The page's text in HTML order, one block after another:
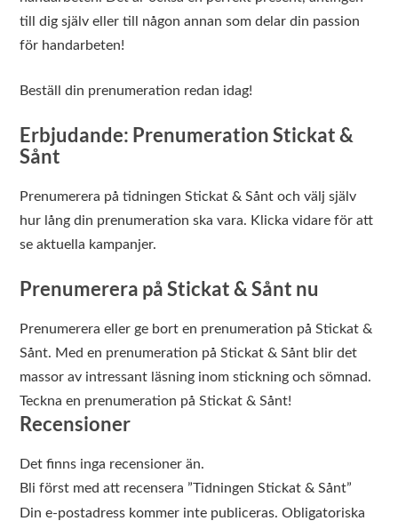
till dig själv eller till någon annan som delar din passion
för handarbeten!
Beställ din prenumeration redan idag!
Erbjudande: Prenumeration Stickat &
Sånt
Prenumerera på tidningen Stickat & Sånt och välj själv
hur lång din prenumeration ska vara. Klicka vidare för att
se aktuella kampanjer.
Prenumerera på Stickat & Sånt nu
Prenumerera eller ge bort en prenumeration på Stickat &
Sånt. Med en prenumeration på Stickat & Sånt blir det
massor av intressant läsning inom stickning och sömnad.
Teckna en prenumeration på Stickat & Sånt!
Recensioner
Det finns inga recensioner än.
Bli först med att recensera ”Tidningen Stickat & Sånt”
Din e-postadress kommer inte publiceras. Obligatoriska